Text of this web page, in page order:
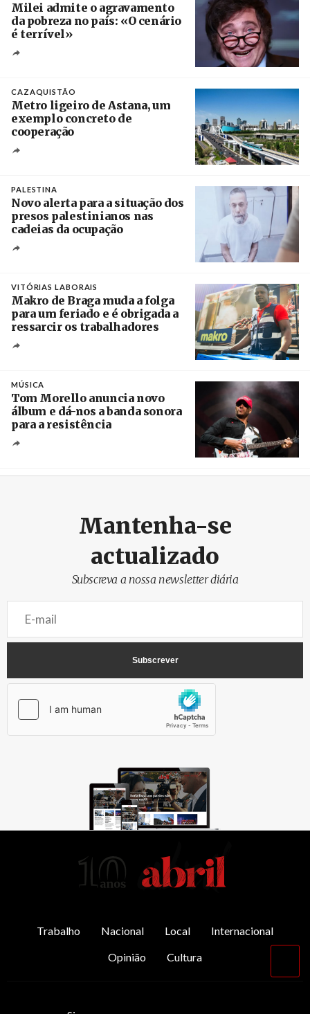
Milei admite o agravamento
da pobreza no país: «O cenário
é terrível»
CAZAQUISTÃO
Metro ligeiro de Astana, um
exemplo concreto de
cooperação
PALESTINA
Novo alerta para a situação dos
presos palestinianos nas
cadeias da ocupação
VITÓRIAS LABORAIS
Makro de Braga muda a folga
para um feriado e é obrigada a
ressarcir os trabalhadores
MÚSICA
Tom Morello anuncia novo
álbum e dá-nos a banda sonora
para a resistência
Mantenha-se
actualizado
Subscreva a nossa newsletter diária
Trabalho Nacional Local
Internacional
Opinião
Cultura